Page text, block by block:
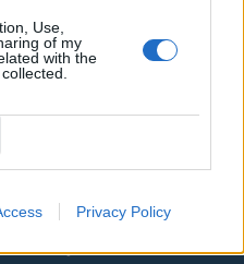
Use,
of my
with the
Privacy Policy
Tietosuojalauseke